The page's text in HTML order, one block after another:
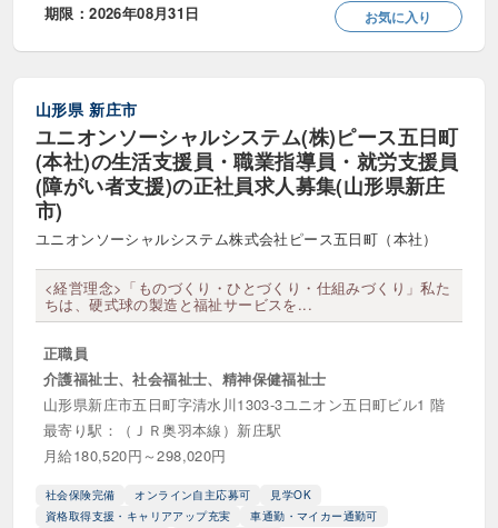
期限：2026年08月31日
お気に入り
山形県 新庄市
ユニオンソーシャルシステム(株)ピース五日町
(本社)の生活支援員・職業指導員・就労支援員
(障がい者支援)の正社員求人募集(山形県新庄
市)
ユニオンソーシャルシステム株式会社ピース五日町（本社）
<経営理念>「ものづくり・ひとづくり・仕組みづくり」私た
ちは、硬式球の製造と福祉サービスを...
正職員
介護福祉士、社会福祉士、精神保健福祉士
山形県新庄市五日町字清水川1303-3ユニオン五日町ビル1 階
最寄り駅：（ＪＲ奥羽本線）新庄駅
月給180,520円～298,020円
社会保険完備 オンライン自主応募可
見学OK
資格取得支援・キャリアアップ充実
車通勤・マイカー通勤可